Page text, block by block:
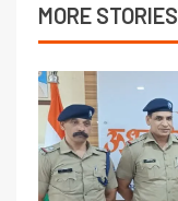
MORE STORIES